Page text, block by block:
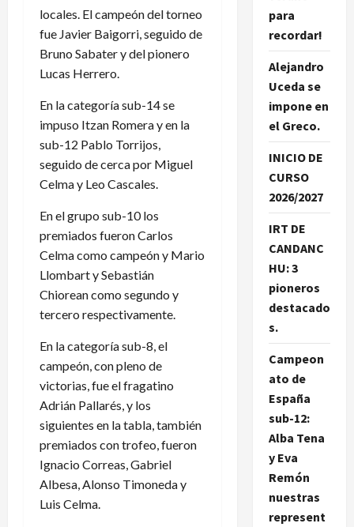
locales. El campeón del torneo
fue Javier Baigorri, seguido de
Bruno Sabater y del pionero
Lucas Herrero.
En la categoría sub-14 se
impuso Itzan Romera y en la
sub-12 Pablo Torrijos,
seguido de cerca por Miguel
Celma y Leo Cascales.
En el grupo sub-10 los
premiados fueron Carlos
Celma como campeón y Mario
Llombart y Sebastián
Chiorean como segundo y
tercero respectivamente.
En la categoría sub-8, el
campeón, con pleno de
victorias, fue el fragatino
Adrián Pallarés, y los
siguientes en la tabla, también
premiados con trofeo, fueron
Ignacio Correas, Gabriel
Albesa, Alonso Timoneda y
Luis Celma.
para
recordar!
Alejandro
Uceda se
impone en
el Greco.
INICIO DE
CURSO
2026/2027
IRT DE
CANDANC
HU: 3
pioneros
destacado
s.
Campeon
ato de
España
sub-12:
Alba Tena
y Eva
Remón
nuestras
represent